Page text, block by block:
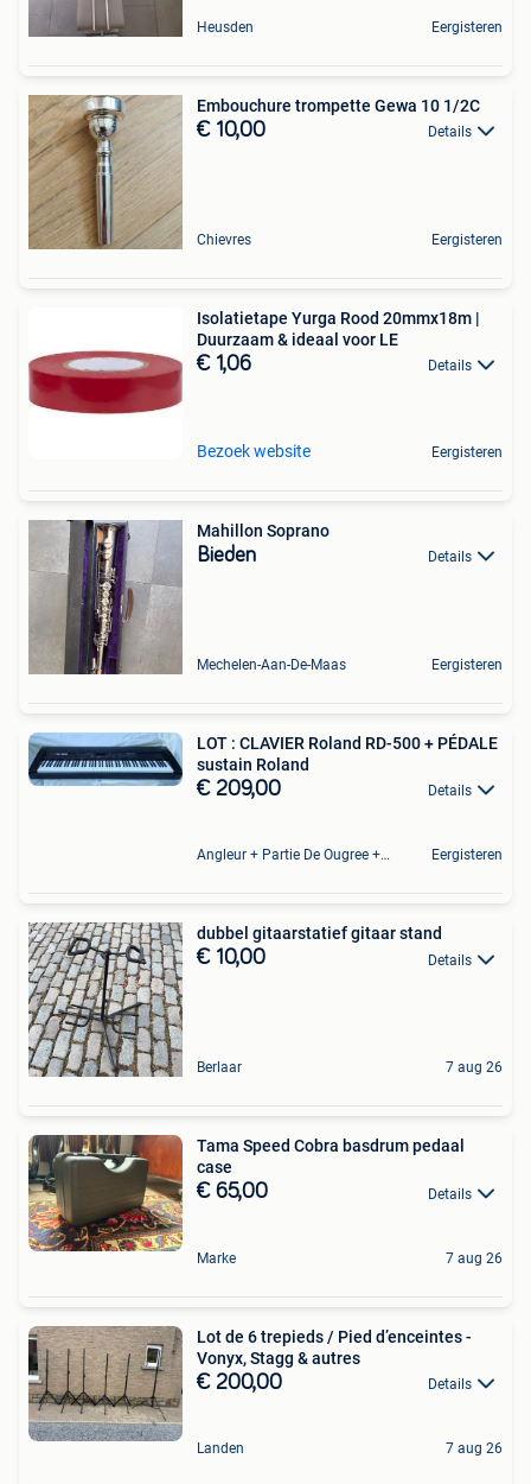
Heusden Eergisteren
Embouchure trompette Gewa 10 1/2C
€ 10,00 Details
Chievres Eergisteren
Isolatietape Yurga Rood 20mmx18m |
Duurzaam & ideaal voor LE
€ 1,06 Details
Bezoek website Eergisteren
Mahillon Soprano
Bieden Details
Mechelen-Aan-De-Maas Eergisteren
LOT : CLAVIER Roland RD-500 + PÉDALE
sustain Roland
€ 209,00 Details
Angleur + Partie De Ougree + Partie De Tilff Et De Embourg Eergisteren
dubbel gitaarstatief gitaar stand
€ 10,00 Details
Berlaar 7 aug 26
Tama Speed Cobra basdrum pedaal
case
€ 65,00 Details
Marke 7 aug 26
Lot de 6 trepieds / Pied d’enceintes -
Vonyx, Stagg & autres
€ 200,00 Details
Landen 7 aug 26